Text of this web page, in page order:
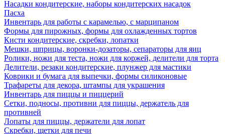
Насадки кондитерские, наборы кондитерских насадок
Пасха
Инвентарь для работы с карамелью, с марципаном
Формы для пирожных, формы для охлажденных тортов
Кисти кондитерские, скребки, лопатки
Мешки, шприцы, воронки-дозаторы, сепараторы для яиц
Ролики, ножи для теста, ножи для коржей, делители для торта
Делители, резаки кондитерские, плунжер для мастики
Коврики и бумага для выпечки, формы силиконовые
Трафареты для декора, штампы для украшения
Инвентарь для пиццы и пиццерий
Сетки, подносы, противни для пиццы, держатель для
противней
Лопаты для пиццы, держатели для лопат
Скребки, щетки для печи